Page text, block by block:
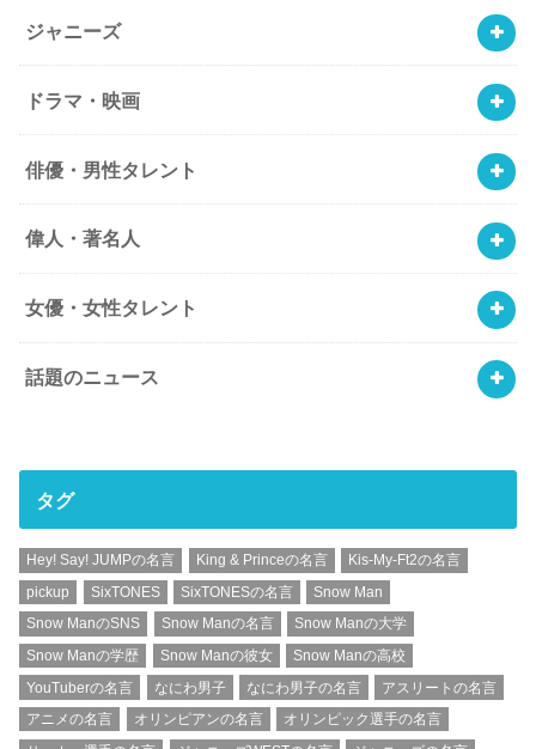
ジャニーズ
ドラマ・映画
俳優・男性タレント
偉人・著名人
女優・女性タレント
話題のニュース
タグ
Hey! Say! JUMPの名言 King & Princeの名言
Kis-My-Ft2の名言
pickup
SixTONES SixTONESの名言
Snow Man
Snow ManのSNS
Snow Manの名言
Snow Manの大学
Snow Manの学歴
Snow Manの彼女
Snow Manの高校
YouTuberの名言
なにわ男子 なにわ男子の名言
アスリートの名言
アニメの名言
オリンピアンの名言
オリンピック選手の名言